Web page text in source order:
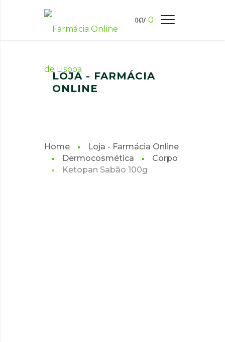
0
FARMÁCIA ONLINE LISBOA
LOJA - FARMÁCIA
ONLINE
Home
Loja - Farmácia Online
Dermocosmética
Corpo
Ketopan Sabão 100g